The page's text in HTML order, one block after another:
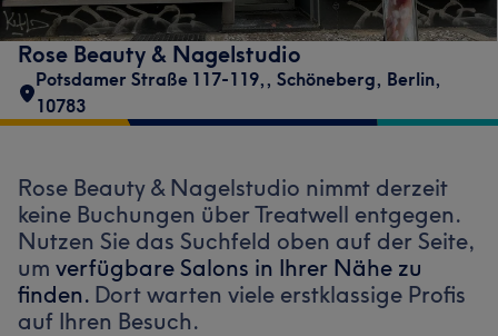
Rose Beauty & Nagelstudio
Potsdamer Straße 117-119,, Schöneberg, Berlin,
10783
Rose Beauty & Nagelstudio nimmt derzeit
keine Buchungen über Treatwell entgegen.
Nutzen Sie das Suchfeld oben auf der Seite,
um verfügbare Salons in Ihrer Nähe zu
finden. Dort warten viele erstklassige Profis
auf Ihren Besuch.